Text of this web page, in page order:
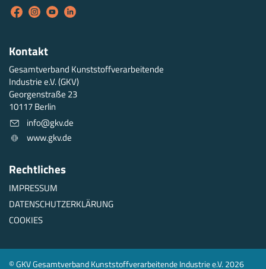
Kontakt
Gesamtverband Kunststoffverarbeitende
Industrie e.V. (GKV)
Georgenstraße 23
10117 Berlin
info@gkv.de
www.gkv.de
Rechtliches
IMPRESSUM
DATENSCHUTZERKLÄRUNG
COOKIES
© GKV Gesamtverband Kunststoffverarbeitende Industrie e.V. 2026